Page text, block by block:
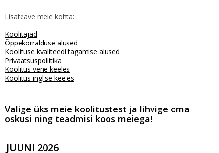
Lisateave meie kohta:
Koolitajad
Õppekorralduse alused
Koolituse kvaliteedi tagamise alused
Privaatsuspoliitika
Koolitus vene keeles
Koolitus inglise keeles
Valige üks meie koolitustest ja lihvige oma
oskusi ning teadmisi koos meiega!
JUUNI 2026